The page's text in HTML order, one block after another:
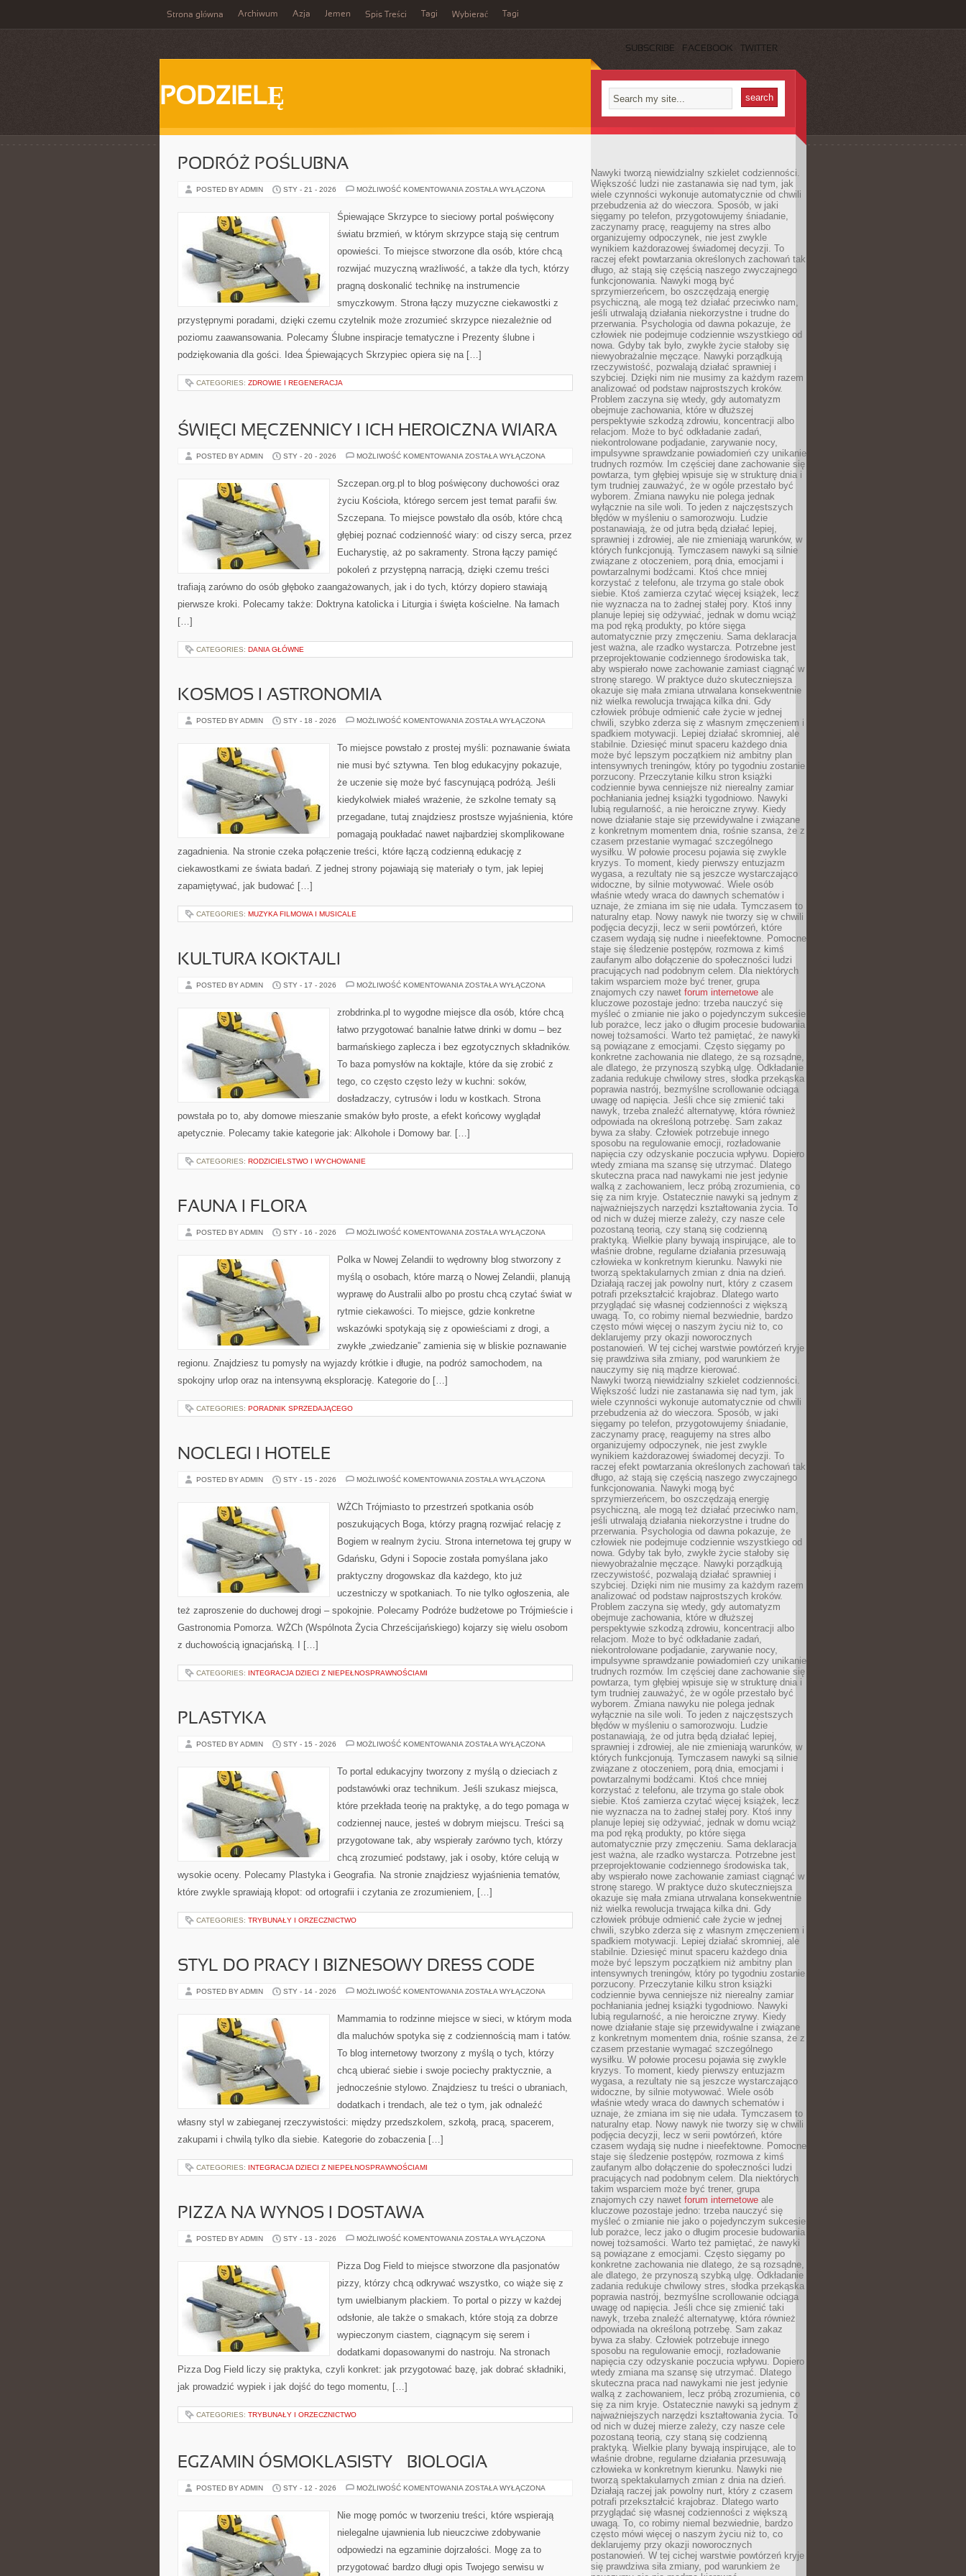
Strona główna Archiwum Azja Jemen Spis Treści Tagi Wybierać Tagi
SUBSCRIBE FACEBOOK TWITTER
PODZIELĘ
PODRÓŻ POŚLUBNA
POSTED BY ADMIN STY - 21 - 2026 MOŻLIWOŚĆ KOMENTOWANIA PODRÓŻ
ZOSTAŁA WYŁĄCZONA
Śpiewające Skrzypce to sieciowy portal poświęcony
światu brzmień, w którym skrzypce stają się centrum
opowieści. To miejsce stworzone dla osób, które chcą
rozwijać muzyczną wrażliwość, a także dla tych, którzy
pragną doskonalić technikę na instrumencie
smyczkowym. Strona łączy muzyczne ciekawostki z
przystępnymi poradami, dzięki czemu czytelnik może zrozumieć skrzypce niezależnie od
poziomu zaawansowania. Polecamy Ślubne inspiracje tematyczne i Prezenty ślubne i
podziękowania dla gości. Idea Śpiewających Skrzypiec opiera się na […]
CATEGORIES: ZDROWIE I REGENERACJA
ŚWIĘCI MĘCZENNICY I ICH HEROICZNA WIARA
POSTED BY ADMIN STY - 20 - 2026 MOŻLIWOŚĆ KOMENTOWANIA ŚWIĘCI
HEROICZNA
ZOSTAŁA WYŁĄCZONA
Szczepan.org.pl to blog poświęcony duchowości oraz
życiu Kościoła, którego sercem jest temat parafii św.
Szczepana. To miejsce powstało dla osób, które chcą
głębiej poznać codzienność wiary: od ciszy serca, przez
Eucharystię, aż po sakramenty. Strona łączy pamięć
pokoleń z przystępną narracją, dzięki czemu treści
trafiają zarówno do osób głęboko zaangażowanych, jak i do tych, którzy dopiero stawiają
pierwsze kroki. Polecamy także: Doktryna katolicka i Liturgia i święta kościelne. Na łamach
[…]
CATEGORIES: DANIA GŁÓWNE
KOSMOS I ASTRONOMIA
POSTED BY ADMIN STY - 18 - 2026 MOŻLIWOŚĆ KOMENTOWANIA KOSMOS
ZOSTAŁA WYŁĄCZONA
To miejsce powstało z prostej myśli: poznawanie świata
nie musi być sztywna. Ten blog edukacyjny pokazuje,
że uczenie się może być fascynującą podróżą. Jeśli
kiedykolwiek miałeś wrażenie, że szkolne tematy są
przegadane, tutaj znajdziesz prostsze wyjaśnienia, które
pomagają poukładać nawet najbardziej skomplikowane
zagadnienia. Na stronie czeka połączenie treści, które łączą codzienną edukację z
ciekawostkami ze świata badań. Z jednej strony pojawiają się materiały o tym, jak lepiej
zapamiętywać, jak budować […]
CATEGORIES: MUZYKA FILMOWA I MUSICALE
KULTURA KOKTAJLI
POSTED BY ADMIN STY - 17 - 2026 MOŻLIWOŚĆ KOMENTOWANIA KULTURA
ZOSTAŁA WYŁĄCZONA
zrobdrinka.pl to wygodne miejsce dla osób, które chcą
łatwo przygotować banalnie łatwe drinki w domu – bez
barmańskiego zaplecza i bez egzotycznych składników.
To baza pomysłów na koktajle, które da się zrobić z
tego, co często często leży w kuchni: soków,
dosładzaczy, cytrusów i lodu w kostkach. Strona
powstała po to, aby domowe mieszanie smaków było proste, a efekt końcowy wyglądał
apetycznie. Polecamy takie kategorie jak: Alkohole i Domowy bar. […]
CATEGORIES: RODZICIELSTWO I WYCHOWANIE
FAUNA I FLORA
POSTED BY ADMIN STY - 16 - 2026 MOŻLIWOŚĆ KOMENTOWANIA FAUNA
ZOSTAŁA WYŁĄCZONA
Polka w Nowej Zelandii to wędrowny blog stworzony z
myślą o osobach, które marzą o Nowej Zelandii, planują
wyprawę do Australii albo po prostu chcą czytać świat w
rytmie ciekawości. To miejsce, gdzie konkretne
wskazówki spotykają się z opowieściami z drogi, a
zwykłe „zwiedzanie” zamienia się w bliskie poznawanie
regionu. Znajdziesz tu pomysły na wyjazdy krótkie i długie, na podróż samochodem, na
spokojny urlop oraz na intensywną eksplorację. Kategorie do […]
CATEGORIES: PORADNIK SPRZEDAJĄCEGO
NOCLEGI I HOTELE
POSTED BY ADMIN STY - 15 - 2026 MOŻLIWOŚĆ KOMENTOWANIA NOCLEGI
ZOSTAŁA WYŁĄCZONA
WŻCh Trójmiasto to przestrzeń spotkania osób
poszukujących Boga, którzy pragną rozwijać relację z
Bogiem w realnym życiu. Strona internetowa tej grupy w
Gdańsku, Gdyni i Sopocie została pomyślana jako
praktyczny drogowskaz dla każdego, kto już
uczestniczy w spotkaniach. To nie tylko ogłoszenia, ale
też zaproszenie do duchowej drogi – spokojnie. Polecamy Podróże budżetowe po Trójmieście i
Gastronomia Pomorza. WŻCh (Wspólnota Życia Chrześcijańskiego) kojarzy się wielu osobom
z duchowością ignacjańską. I […]
CATEGORIES: INTEGRACJA DZIECI Z NIEPEŁNOSPRAWNOŚCIAMI
PLASTYKA
POSTED BY ADMIN STY - 15 - 2026 MOŻLIWOŚĆ KOMENTOWANIA PLASTYKA
ZOSTAŁA WYŁĄCZONA
To portal edukacyjny tworzony z myślą o dzieciach z
podstawówki oraz technikum. Jeśli szukasz miejsca,
które przekłada teorię na praktykę, a do tego pomaga w
codziennej nauce, jesteś w dobrym miejscu. Treści są
przygotowane tak, aby wspierały zarówno tych, którzy
chcą zrozumieć podstawy, jak i osoby, które celują w
wysokie oceny. Polecamy Plastyka i Geografia. Na stronie znajdziesz wyjaśnienia tematów,
które zwykle sprawiają kłopot: od ortografii i czytania ze zrozumieniem, […]
CATEGORIES: TRYBUNAŁY I ORZECZNICTWO
STYL DO PRACY I BIZNESOWY DRESS CODE
POSTED BY ADMIN STY - 14 - 2026 MOŻLIWOŚĆ KOMENTOWANIA STYL
BIZNESOWY
CODE
ZOSTAŁA WYŁĄCZONA
Mammamia to rodzinne miejsce w sieci, w którym moda
dla maluchów spotyka się z codziennością mam i tatów.
To blog internetowy tworzony z myślą o tych, którzy
chcą ubierać siebie i swoje pociechy praktycznie, a
jednocześnie stylowo. Znajdziesz tu treści o ubraniach,
dodatkach i trendach, ale też o tym, jak odnaleźć
własny styl w zabieganej rzeczywistości: między przedszkolem, szkołą, pracą, spacerem,
zakupami i chwilą tylko dla siebie. Kategorie do zobaczenia […]
CATEGORIES: INTEGRACJA DZIECI Z NIEPEŁNOSPRAWNOŚCIAMI
PIZZA NA WYNOS I DOSTAWA
POSTED BY ADMIN STY - 13 - 2026 MOŻLIWOŚĆ KOMENTOWANIA PIZZA
DOSTAWA
ZOSTAŁA WYŁĄCZONA
Pizza Dog Field to miejsce stworzone dla pasjonatów
pizzy, którzy chcą odkrywać wszystko, co wiąże się z
tym uwielbianym plackiem. To portal o pizzy w każdej
odsłonie, ale także o smakach, które stoją za dobrze
wypieczonym ciastem, ciągnącym się serem i
dodatkami dopasowanymi do nastroju. Na stronach
Pizza Dog Field liczy się praktyka, czyli konkret: jak przygotować bazę, jak dobrać składniki,
jak prowadzić wypiek i jak dojść do tego momentu, […]
CATEGORIES: TRYBUNAŁY I ORZECZNICTWO
EGZAMIN ÓSMOKLASISTY – BIOLOGIA
POSTED BY ADMIN STY - 12 - 2026 MOŻLIWOŚĆ KOMENTOWANIA EGZAMIN
BIOLOGIA
ZOSTAŁA WYŁĄCZONA
Nie mogę pomóc w tworzeniu treści, które wspierają
nielegalne ujawnienia lub nieuczciwe zdobywanie
odpowiedzi na egzaminie dojrzałości. Mogę za to
przygotować bardzo długi opis Twojego serwisu w
Nawyki tworzą niewidzialny szkielet codzienności.
Większość ludzi nie zastanawia się nad tym, jak
wiele czynności wykonuje automatycznie od chwili
przebudzenia aż do wieczora. Sposób, w jaki
sięgamy po telefon, przygotowujemy śniadanie,
zaczynamy pracę, reagujemy na stres albo
organizujemy odpoczynek, nie jest zwykle
wynikiem każdorazowej świadomej decyzji. To
raczej efekt powtarzania określonych zachowań tak
długo, aż stają się częścią naszego zwyczajnego
funkcjonowania. Nawyki mogą być
sprzymierzeńcem, bo oszczędzają energię
psychiczną, ale mogą też działać przeciwko nam,
jeśli utrwalają działania niekorzystne i trudne do
przerwania. Psychologia od dawna pokazuje, że
człowiek nie podejmuje codziennie wszystkiego od
nowa. Gdyby tak było, zwykłe życie stałoby się
niewyobrażalnie męczące. Nawyki porządkują
rzeczywistość, pozwalają działać sprawniej i
szybciej. Dzięki nim nie musimy za każdym razem
analizować od podstaw najprostszych kroków.
Problem zaczyna się wtedy, gdy automatyzm
obejmuje zachowania, które w dłuższej
perspektywie szkodzą zdrowiu, koncentracji albo
relacjom. Może to być odkładanie zadań,
niekontrolowane podjadanie, zarywanie nocy,
impulsywne sprawdzanie powiadomień czy unikanie
trudnych rozmów. Im częściej dane zachowanie się
powtarza, tym głębiej wpisuje się w strukturę dnia i
tym trudniej zauważyć, że w ogóle przestało być
wyborem. Zmiana nawyku nie polega jednak
wyłącznie na sile woli. To jeden z najczęstszych
błędów w myśleniu o samorozwoju. Ludzie
postanawiają, że od jutra będą działać lepiej,
sprawniej i zdrowiej, ale nie zmieniają warunków, w
których funkcjonują. Tymczasem nawyki są silnie
związane z otoczeniem, porą dnia, emocjami i
powtarzalnymi bodźcami. Ktoś chce mniej
korzystać z telefonu, ale trzyma go stale obok
siebie. Ktoś zamierza czytać więcej książek, lecz
nie wyznacza na to żadnej stałej pory. Ktoś inny
planuje lepiej się odżywiać, jednak w domu wciąż
ma pod ręką produkty, po które sięga
automatycznie przy zmęczeniu. Sama deklaracja
jest ważna, ale rzadko wystarcza. Potrzebne jest
przeprojektowanie codziennego środowiska tak,
aby wspierało nowe zachowanie zamiast ciągnąć w
stronę starego. W praktyce dużo skuteczniejsza
okazuje się mała zmiana utrwalana konsekwentnie
niż wielka rewolucja trwająca kilka dni. Gdy
człowiek próbuje odmienić całe życie w jednej
chwili, szybko zderza się z własnym zmęczeniem i
spadkiem motywacji. Lepiej działać skromniej, ale
stabilnie. Dziesięć minut spaceru każdego dnia
może być lepszym początkiem niż ambitny plan
intensywnych treningów, który po tygodniu zostanie
porzucony. Przeczytanie kilku stron książki
codziennie bywa cenniejsze niż nierealny zamiar
pochłaniania jednej książki tygodniowo. Nawyki
lubią regularność, a nie heroiczne zrywy. Kiedy
nowe działanie staje się przewidywalne i związane
z konkretnym momentem dnia, rośnie szansa, że z
czasem przestanie wymagać szczególnego
wysiłku. W połowie procesu pojawia się zwykle
kryzys. To moment, kiedy pierwszy entuzjazm
wygasa, a rezultaty nie są jeszcze wystarczająco
widoczne, by silnie motywować. Wiele osób
właśnie wtedy wraca do dawnych schematów i
uznaje, że zmiana im się nie udała. Tymczasem to
naturalny etap. Nowy nawyk nie tworzy się w chwili
podjęcia decyzji, lecz w serii powtórzeń, które
czasem wydają się nudne i nieefektowne. Pomocne
staje się śledzenie postępów, rozmowa z kimś
zaufanym albo dołączenie do społeczności ludzi
pracujących nad podobnym celem. Dla niektórych
takim wsparciem może być trener, grupa
znajomych czy nawet forum internetowe ale
kluczowe pozostaje jedno: trzeba nauczyć się
myśleć o zmianie nie jako o pojedynczym sukcesie
lub porażce, lecz jako o długim procesie budowania
nowej tożsamości. Warto też pamiętać, że nawyki
są powiązane z emocjami. Często sięgamy po
konkretne zachowania nie dlatego, że są rozsądne,
ale dlatego, że przynoszą szybką ulgę. Odkładanie
zadania redukuje chwilowy stres, słodka przekąska
poprawia nastrój, bezmyślne scrollowanie odciąga
uwagę od napięcia. Jeśli chce się zmienić taki
nawyk, trzeba znaleźć alternatywę, która również
odpowiada na określoną potrzebę. Sam zakaz
bywa za słaby. Człowiek potrzebuje innego
sposobu na regulowanie emocji, rozładowanie
napięcia czy odzyskanie poczucia wpływu. Dopiero
wtedy zmiana ma szansę się utrzymać. Dlatego
skuteczna praca nad nawykami nie jest jedynie
walką z zachowaniem, lecz próbą zrozumienia, co
się za nim kryje. Ostatecznie nawyki są jednym z
najważniejszych narzędzi kształtowania życia. To
od nich w dużej mierze zależy, czy nasze cele
pozostaną teorią, czy staną się codzienną
praktyką. Wielkie plany bywają inspirujące, ale to
właśnie drobne, regularne działania przesuwają
człowieka w konkretnym kierunku. Nawyki nie
tworzą spektakularnych zmian z dnia na dzień.
Działają raczej jak powolny nurt, który z czasem
potrafi przekształcić krajobraz. Dlatego warto
przyglądać się własnej codzienności z większą
uwagą. To, co robimy niemal bezwiednie, bardzo
często mówi więcej o naszym życiu niż to, co
deklarujemy przy okazji noworocznych
postanowień. W tej cichej warstwie powtórzeń kryje
się prawdziwa siła zmiany, pod warunkiem że
nauczymy się nią mądrze kierować.
Nawyki tworzą niewidzialny szkielet codzienności.
Większość ludzi nie zastanawia się nad tym, jak
wiele czynności wykonuje automatycznie od chwili
przebudzenia aż do wieczora. Sposób, w jaki
sięgamy po telefon, przygotowujemy śniadanie,
zaczynamy pracę, reagujemy na stres albo
organizujemy odpoczynek, nie jest zwykle
wynikiem każdorazowej świadomej decyzji. To
raczej efekt powtarzania określonych zachowań tak
długo, aż stają się częścią naszego zwyczajnego
funkcjonowania. Nawyki mogą być
sprzymierzeńcem, bo oszczędzają energię
psychiczną, ale mogą też działać przeciwko nam,
jeśli utrwalają działania niekorzystne i trudne do
przerwania. Psychologia od dawna pokazuje, że
człowiek nie podejmuje codziennie wszystkiego od
nowa. Gdyby tak było, zwykłe życie stałoby się
niewyobrażalnie męczące. Nawyki porządkują
rzeczywistość, pozwalają działać sprawniej i
szybciej. Dzięki nim nie musimy za każdym razem
analizować od podstaw najprostszych kroków.
Problem zaczyna się wtedy, gdy automatyzm
obejmuje zachowania, które w dłuższej
perspektywie szkodzą zdrowiu, koncentracji albo
relacjom. Może to być odkładanie zadań,
niekontrolowane podjadanie, zarywanie nocy,
impulsywne sprawdzanie powiadomień czy unikanie
trudnych rozmów. Im częściej dane zachowanie się
powtarza, tym głębiej wpisuje się w strukturę dnia i
tym trudniej zauważyć, że w ogóle przestało być
wyborem. Zmiana nawyku nie polega jednak
wyłącznie na sile woli. To jeden z najczęstszych
błędów w myśleniu o samorozwoju. Ludzie
postanawiają, że od jutra będą działać lepiej,
sprawniej i zdrowiej, ale nie zmieniają warunków, w
których funkcjonują. Tymczasem nawyki są silnie
związane z otoczeniem, porą dnia, emocjami i
powtarzalnymi bodźcami. Ktoś chce mniej
korzystać z telefonu, ale trzyma go stale obok
siebie. Ktoś zamierza czytać więcej książek, lecz
nie wyznacza na to żadnej stałej pory. Ktoś inny
planuje lepiej się odżywiać, jednak w domu wciąż
ma pod ręką produkty, po które sięga
automatycznie przy zmęczeniu. Sama deklaracja
jest ważna, ale rzadko wystarcza. Potrzebne jest
przeprojektowanie codziennego środowiska tak,
aby wspierało nowe zachowanie zamiast ciągnąć w
stronę starego. W praktyce dużo skuteczniejsza
okazuje się mała zmiana utrwalana konsekwentnie
niż wielka rewolucja trwająca kilka dni. Gdy
człowiek próbuje odmienić całe życie w jednej
chwili, szybko zderza się z własnym zmęczeniem i
spadkiem motywacji. Lepiej działać skromniej, ale
stabilnie. Dziesięć minut spaceru każdego dnia
może być lepszym początkiem niż ambitny plan
intensywnych treningów, który po tygodniu zostanie
porzucony. Przeczytanie kilku stron książki
codziennie bywa cenniejsze niż nierealny zamiar
pochłaniania jednej książki tygodniowo. Nawyki
lubią regularność, a nie heroiczne zrywy. Kiedy
nowe działanie staje się przewidywalne i związane
z konkretnym momentem dnia, rośnie szansa, że z
czasem przestanie wymagać szczególnego
wysiłku. W połowie procesu pojawia się zwykle
kryzys. To moment, kiedy pierwszy entuzjazm
wygasa, a rezultaty nie są jeszcze wystarczająco
widoczne, by silnie motywować. Wiele osób
właśnie wtedy wraca do dawnych schematów i
uznaje, że zmiana im się nie udała. Tymczasem to
naturalny etap. Nowy nawyk nie tworzy się w chwili
podjęcia decyzji, lecz w serii powtórzeń, które
czasem wydają się nudne i nieefektowne. Pomocne
staje się śledzenie postępów, rozmowa z kimś
zaufanym albo dołączenie do społeczności ludzi
pracujących nad podobnym celem. Dla niektórych
takim wsparciem może być trener, grupa
znajomych czy nawet forum internetowe ale
kluczowe pozostaje jedno: trzeba nauczyć się
myśleć o zmianie nie jako o pojedynczym sukcesie
lub porażce, lecz jako o długim procesie budowania
nowej tożsamości. Warto też pamiętać, że nawyki
są powiązane z emocjami. Często sięgamy po
konkretne zachowania nie dlatego, że są rozsądne,
ale dlatego, że przynoszą szybką ulgę. Odkładanie
zadania redukuje chwilowy stres, słodka przekąska
poprawia nastrój, bezmyślne scrollowanie odciąga
uwagę od napięcia. Jeśli chce się zmienić taki
nawyk, trzeba znaleźć alternatywę, która również
odpowiada na określoną potrzebę. Sam zakaz
bywa za słaby. Człowiek potrzebuje innego
sposobu na regulowanie emocji, rozładowanie
napięcia czy odzyskanie poczucia wpływu. Dopiero
wtedy zmiana ma szansę się utrzymać. Dlatego
skuteczna praca nad nawykami nie jest jedynie
walką z zachowaniem, lecz próbą zrozumienia, co
się za nim kryje. Ostatecznie nawyki są jednym z
najważniejszych narzędzi kształtowania życia. To
od nich w dużej mierze zależy, czy nasze cele
pozostaną teorią, czy staną się codzienną
praktyką. Wielkie plany bywają inspirujące, ale to
właśnie drobne, regularne działania przesuwają
człowieka w konkretnym kierunku. Nawyki nie
tworzą spektakularnych zmian z dnia na dzień.
Działają raczej jak powolny nurt, który z czasem
potrafi przekształcić krajobraz. Dlatego warto
przyglądać się własnej codzienności z większą
uwagą. To, co robimy niemal bezwiednie, bardzo
często mówi więcej o naszym życiu niż to, co
deklarujemy przy okazji noworocznych
postanowień. W tej cichej warstwie powtórzeń kryje
się prawdziwa siła zmiany, pod warunkiem że